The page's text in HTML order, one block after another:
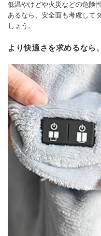
低温やけどや火災などの危険
あるなら、安全面も考慮して
しょう。
より快適さを求めるなら